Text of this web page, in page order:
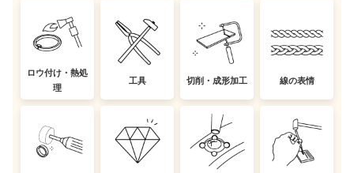
ロウ付け・熱処
理
工具 切削・成形加工 線の表情